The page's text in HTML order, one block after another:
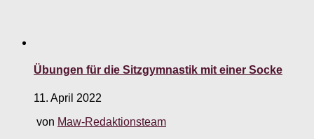
Übungen für die Sitzgymnastik mit einer Socke
11. April 2022
von Maw-Redaktionsteam